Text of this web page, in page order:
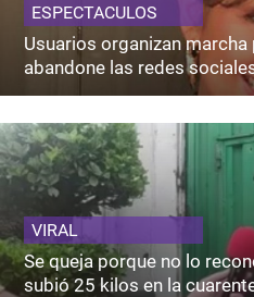
ESPECTACULOS
Usuarios organizan marcha
abandone las redes
VIRAL
Se queja porque no lo
subió 25 kilos en la